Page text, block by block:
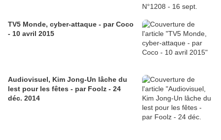
TV5 Monde, cyber-attaque - par Coco
- 10 avril 2015
Audiovisuel, Kim Jong-Un lâche du
lest pour les fêtes - par Foolz - 24
déc. 2014